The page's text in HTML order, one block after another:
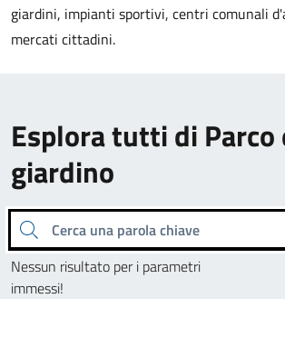
giardini, impianti sportivi, centri comunali
mercati cittadini.
Esplora tutti di Parco
giardino
Cerca una parola chiave
Nessun risultato per i parametri
immessi!